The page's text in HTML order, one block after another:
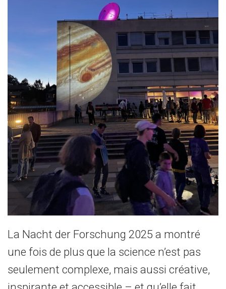
La Nacht der Forschung 2025 a montré
une fois de plus que la science n’est pas
seulement complexe, mais aussi créative,